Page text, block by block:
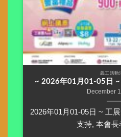
義工活動
~ 2026年01月01-05日
December
2026年01月01-05日 ~ 工
支持, 本會長